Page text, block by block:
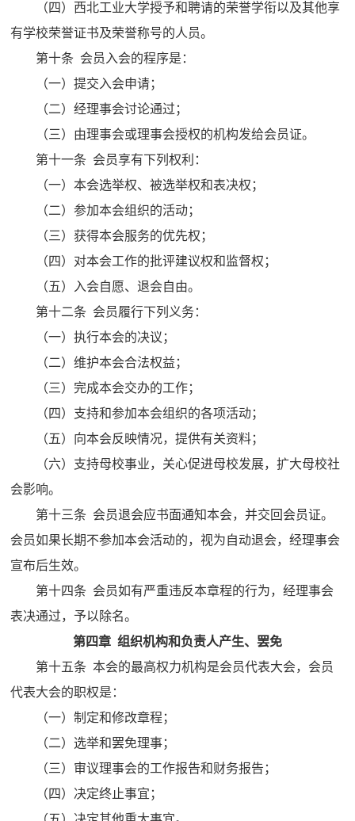
（四）西北工业大学授予和聘请的荣誉学衔以及其他享
有学校荣誉证书及荣誉称号的人员。
第十条 会员入会的程序是：
（一）提交入会申请；
（二）经理事会讨论通过；
（三）由理事会或理事会授权的机构发给会员证。
第十一条 会员享有下列权利：
（一）本会选举权、被选举权和表决权；
（二）参加本会组织的活动；
（三）获得本会服务的优先权；
（四）对本会工作的批评建议权和监督权；
（五）入会自愿、退会自由。
第十二条 会员履行下列义务：
（一）执行本会的决议；
（二）维护本会合法权益；
（三）完成本会交办的工作；
（四）支持和参加本会组织的各项活动；
（五）向本会反映情况，提供有关资料；
（六）支持母校事业，关心促进母校发展，扩大母校社
会影响。
第十三条 会员退会应书面通知本会，并交回会员证。
会员如果长期不参加本会活动的，视为自动退会，经理事会
宣布后生效。
第十四条 会员如有严重违反本章程的行为，经理事会
表决通过，予以除名。
第四章 组织机构和负责人产生、罢免
第十五条 本会的最高权力机构是会员代表大会，会员
代表大会的职权是：
（一）制定和修改章程；
（二）选举和罢免理事；
（三）审议理事会的工作报告和财务报告；
（四）决定终止事宜；